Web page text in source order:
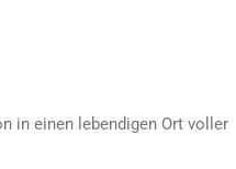
in einen lebendigen Ort voller